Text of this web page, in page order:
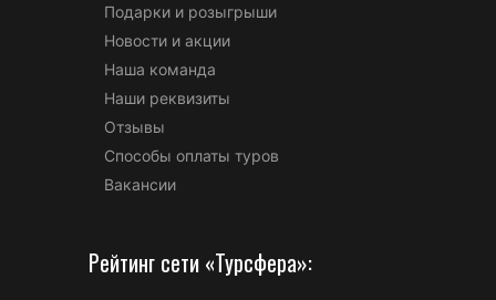
Подарки и розыгрыши
Новости и акции
Наша команда
Наши реквизиты
Отзывы
Способы оплаты туров
Вакансии
Рейтинг сети «Турсфера»: